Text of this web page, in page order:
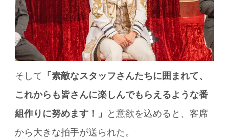
そして 「素敵なスタッフさんたちに囲まれて、
これからも皆さんに楽しんでもらえるような番
組作りに努めます！」
と意欲を込めると、客席
から大きな拍手が送られた。